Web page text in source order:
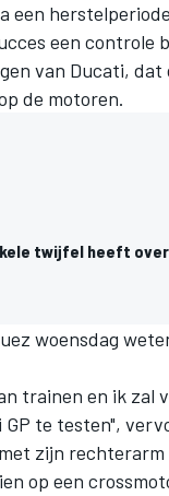
een
een controle
van Ducati,
de motoren.
twijfel heeft
woensdag
trainen en ik zal
te testen",
zijn
op een